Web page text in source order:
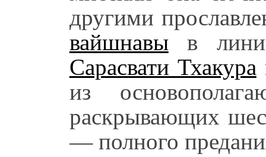
другими
вайшнавыв
Сарасвати Тхакура
из
раскрывающих
— полного